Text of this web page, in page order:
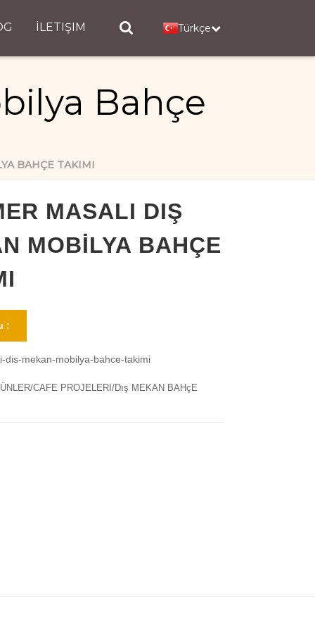
İLETIŞIM Türkçe
Bahçe
BAHÇE TAKIMI
MASALI DIŞ
MOBILYA BAHÇE
:
dis-mekan-mobilya-bahce-takimi
CAFE PROJELERI/Dış MEKAN BAHçE